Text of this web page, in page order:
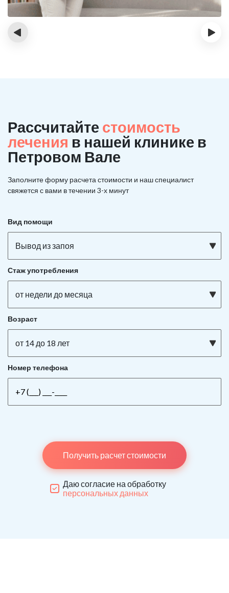
‹ ›
Рассчитайте стоимость
лечения в нашей клинике в
Петровом Вале
Заполните форму расчета стоимости и нашспециалист
свяжется с вами в течении 3-х минут
Вид помощи
Вывод из запоя
Стаж употребления
от недели до месяца
Возраст
от 14 до 18 лет
Номер телефона
Получить расчет стоимости
Даю согласие на обработку
персональных данных